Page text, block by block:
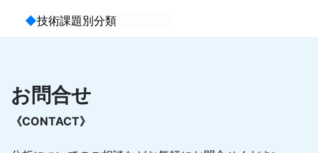
◆技術課題別分類
お問合せ
《CONTACT》